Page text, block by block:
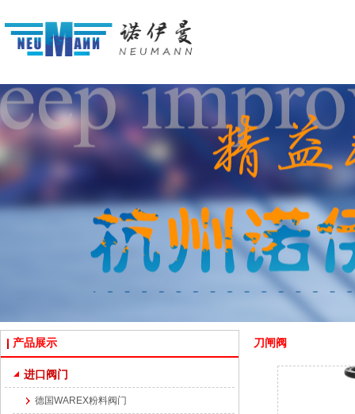
产品展示
进口阀门
德国WAREX粉料阀门
刀闸阀